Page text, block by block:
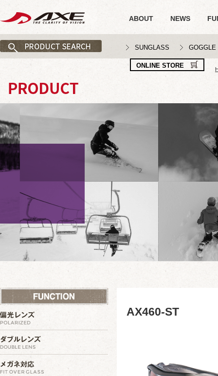
ABOUT NEWS
SUNGLASS GOGGLE
ONLINE STORE
AX460-ST